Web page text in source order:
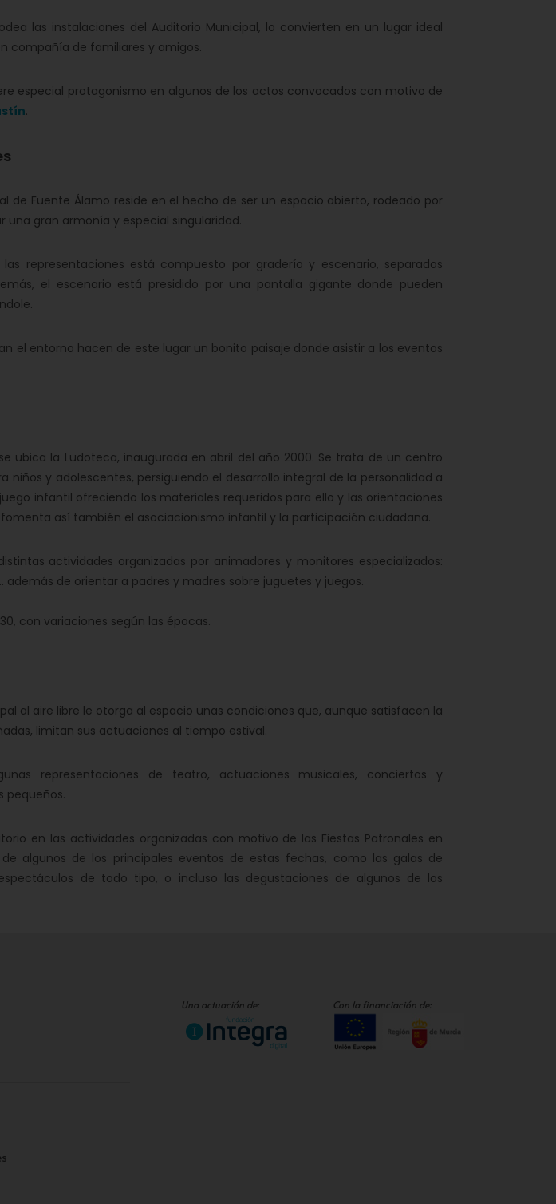
las instalaciones del Auditorio Municipal, lo convierten en un lugar ideal
compañía de familiares y amigos.
especial protagonismo en algunos de los actos convocados con motivo de
.
de Fuente Álamo reside en el hecho de ser un espacio abierto, rodeado por
una gran armonía y especial singularidad.
representaciones está compuesto por graderío y escenario, separados
el escenario está presidido por una pantalla gigante donde pueden
el entorno hacen de este lugar un bonito paisaje donde asistir a los eventos
ubica la Ludoteca, inaugurada en abril del año 2000. Se trata de un centro
niños y adolescentes, persiguiendo el desarrollo integral de la personalidad a
infantil ofreciendo los materiales requeridos para ello y las orientaciones
así también el asociacionismo infantil y la participación ciudadana.
actividades organizadas por animadores y monitores especializados:
además de orientar a padres y madres sobre juguetes y juegos.
con variaciones según las épocas.
al aire libre le otorga al espacio unas condiciones que, aunque satisfacen la
limitan sus actuaciones al tiempo estival.
representaciones de teatro, actuaciones musicales, conciertos y
pequeños.
en las actividades organizadas con motivo de las Fiestas Patronales en
algunos de los principales eventos de estas fechas, como las galas de
de todo tipo, o incluso las degustaciones de algunos de los
Una actuación de: Con la financiación de: